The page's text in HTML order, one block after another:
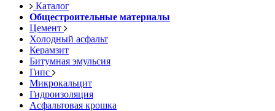
Каталог
Общестроительные материалы
Цемент
Холодный асфальт
Керамзит
Битумная эмульсия
Гипс
Микрокальцит
Гидроизоляция
Асфальтовая крошка